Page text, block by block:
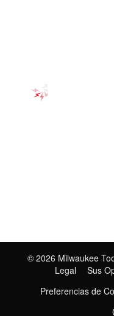
© 2026 Milwaukee
Legal
Sus
Preferencias de